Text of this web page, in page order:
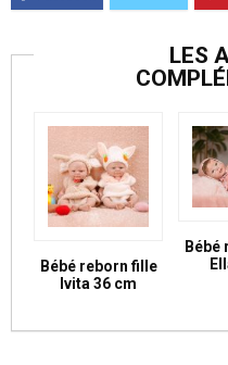
LES
Bébé reborn fille
Ivita 36 cm
Bébé